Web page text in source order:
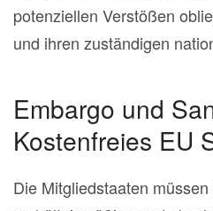
potenziellen Verstößen
und ihren zuständigen
Embargo und
Kostenfreies EU
Die Mitgliedstaaten